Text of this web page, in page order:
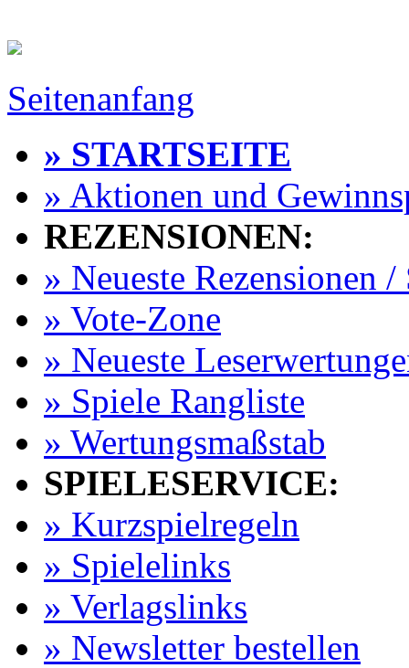
Seitenanfang
» STARTSEITE
» Aktionen und
REZENSIONEN:
» Neueste Rezensionen /
» Vote-Zone
» Neueste
» Spiele Rangliste
» Wertungsmaßstab
SPIELESERVICE:
» Kurzspielregeln
» Spielelinks
» Verlagslinks
» Newsletter bestellen